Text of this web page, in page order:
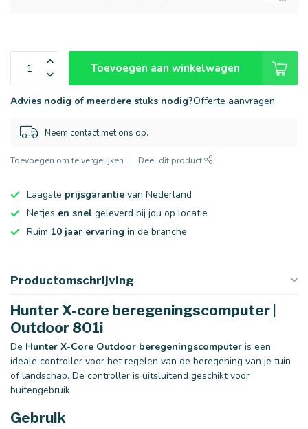
Toevoegen aan winkelwagen
Advies nodig of meerdere stuks nodig?Offerte aanvragen
Neem contact met ons op.
Toevoegen om te vergelijken Deel dit product
Laagste prijsgarantie van Nederland
Netjes en snel geleverd bij jou op locatie
Ruim 10 jaar ervaring in de branche
Productomschrijving
Hunter X-core beregeningscomputer |
Outdoor 801i
De Hunter X-Core Outdoor beregeningscomputer is een
ideale controller voor het regelen van de beregening van je tuin
of landschap. De controller is uitsluitend geschikt voor
buitengebruik.
Gebruik